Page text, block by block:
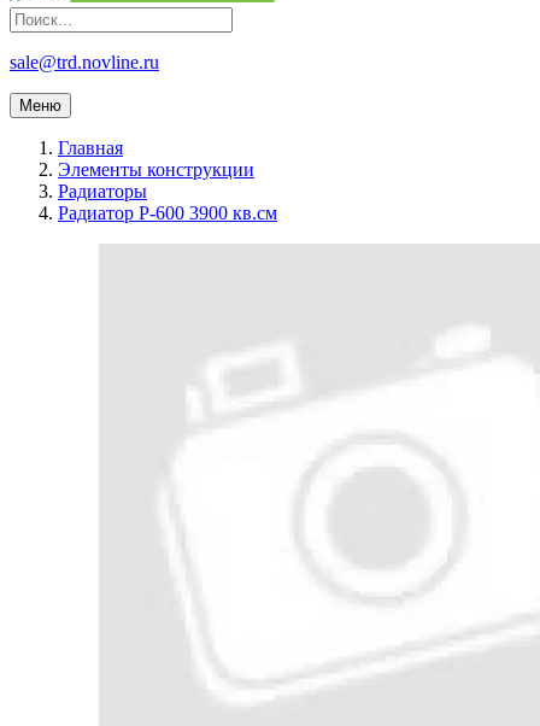
sale@trd.novline.ru
Меню
Главная
Элементы конструкции
Радиаторы
Радиатор Р-600 3900 кв.см